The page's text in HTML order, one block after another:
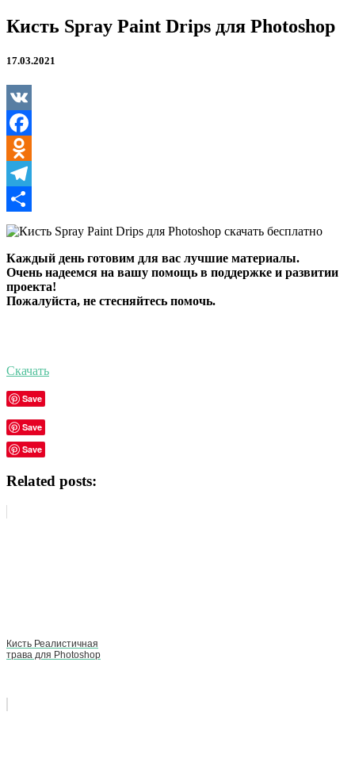
Кисть
Spray
Drips
Photoshop
Кисть Spray Paint Drips для Photoshop
17.03.2021
VK
Facebook
Odnoklassniki
Telegram
Отправить
Каждый день готовим для вас лучшие материалы.
Очень надеемся на вашу помощь в поддержке и развитии
проекта!
Пожалуйста, не стесняйтесь помочь.
Скачать
Save
Save
Save
Related posts:
Кисть Реалистичная
трава для Photoshop